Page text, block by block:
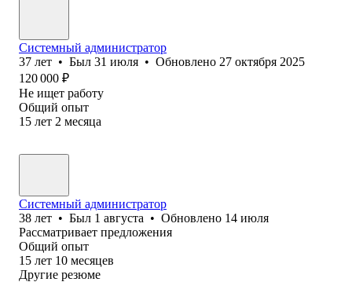
Системный администратор
37 лет • Был 31 июля • Обновлено 27 октября 2025
120 000 ₽
Не ищет работу
Общий опыт
15 лет 2 месяца
Системный администратор
38 лет • Был 1 августа • Обновлено 14 июля
Рассматривает предложения
Общий опыт
15 лет 10 месяцев
Другие резюме